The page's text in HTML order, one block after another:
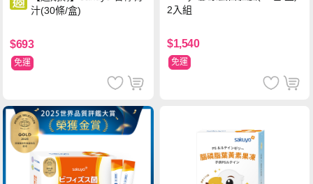
汁(30條/盒)
$693
免運
2入組
$1,540
免運